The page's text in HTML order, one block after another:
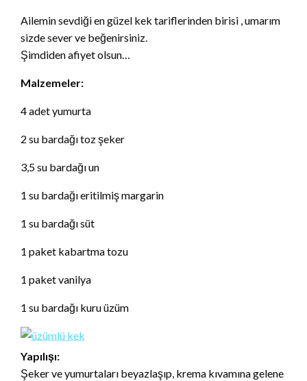
Ailemin sevdiği en güzel kek tariflerinden birisi , umarım
sizde sever ve beğenirsiniz.
Şimdiden afiyet olsun…
Malzemeler:
4 adet yumurta
2 su bardağı toz şeker
3,5 su bardağı un
1 su bardağı eritilmiş margarin
1 su bardağı süt
1 paket kabartma tozu
1 paket vanilya
1 su bardağı kuru üzüm
Yapılışı:
Şeker ve yumurtaları beyazlaşıp, krema kıvamına gelene